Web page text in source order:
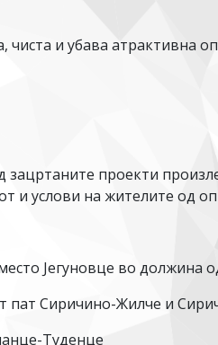
и убава атрактивна
проекти
и услови на жителите од
Јегуновце во должина
пат Сиричино-Жилче и
Туденце